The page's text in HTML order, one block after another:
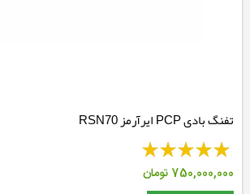
تفنگ بادی PCP ایرآرمز RSN70
750,000,000 تومان